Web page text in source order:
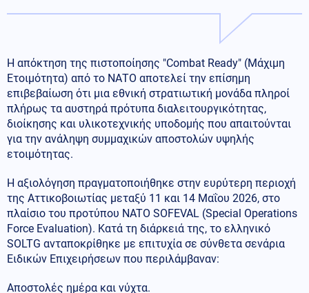
Η απόκτηση της πιστοποίησης "Combat Ready" (Μάχιμη
Ετοιμότητα) από το ΝΑΤΟ αποτελεί την επίσημη
επιβεβαίωση ότι μια εθνική στρατιωτική μονάδα πληροί
πλήρως τα αυστηρά πρότυπα διαλειτουργικότητας,
διοίκησης και υλικοτεχνικής υποδομής που απαιτούνται
για την ανάληψη συμμαχικών αποστολών υψηλής
ετοιμότητας.
Η αξιολόγηση πραγματοποιήθηκε στην ευρύτερη περιοχή
της Αττικοβοιωτίας μεταξύ 11 και 14 Μαΐου 2026, στο
πλαίσιο του προτύπου NATO SOFEVAL (Special Operations
Force Evaluation). Κατά τη διάρκειά της, το ελληνικό
SOLTG ανταποκρίθηκε με επιτυχία σε σύνθετα σενάρια
Ειδικών Επιχειρήσεων που περιλάμβαναν:
Αποστολές ημέρα και νύχτα.